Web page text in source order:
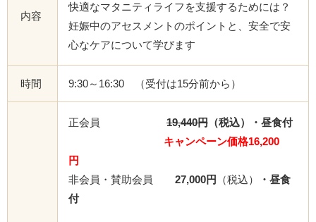
内容
快適なマタニティライフを支援するためには？
妊娠中のアセスメントのポイントと、安全で安
心なケアについて学びます
時間 9:30～16:30 （受付は15分前から）
正会員 19,440円 （税込）・昼食付
キャンペーン価格16,200
円
非会員・賛助会員 27,000円 （税込）
・昼食
付